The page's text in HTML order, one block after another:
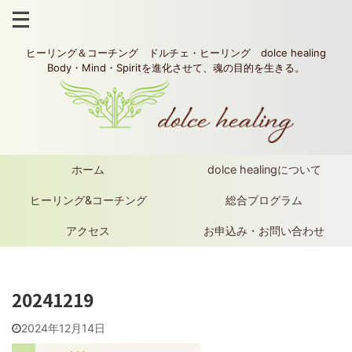
ヒーリング＆コーチング ドルチェ・ヒーリング dolce healing
Body・Mind・Spiritを進化させて、魂の目的を生きる。
ホーム dolce healingについて
ヒーリング&コーチング 総合プログラム
アクセス お申込み・お問い合わせ
20241219
2024年12月14日